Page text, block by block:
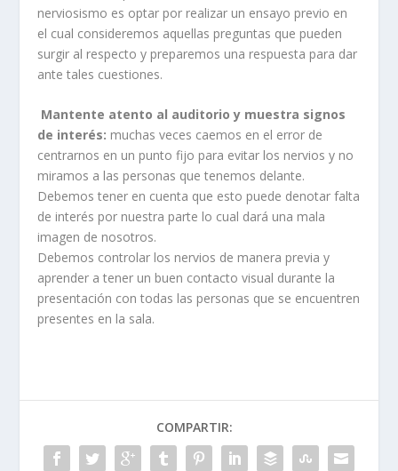
nerviosismo es optar por realizar un ensayo previo en
el cual consideremos aquellas preguntas que pueden
surgir al respecto y preparemos una respuesta para dar
ante tales cuestiones.
Mantente atento al auditorio y muestra signos
de interés: muchas veces caemos en el error de
centrarnos en un punto fijo para evitar los nervios y no
miramos a las personas que tenemos delante.
Debemos tener en cuenta que esto puede denotar falta
de interés por nuestra parte lo cual dará una mala
imagen de nosotros.
Debemos controlar los nervios de manera previa y
aprender a tener un buen contacto visual durante la
presentación con todas las personas que se encuentren
presentes en la sala.
COMPARTIR: